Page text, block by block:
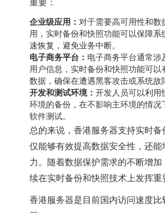
企业级应用： 对于需要高可用性和数
用，实时备份和快照功能可以保障系
速恢复，避免业务中断。
电子商务平台： 电子商务平台通常涉
用户信息，实时备份和快照功能可
数据，确保在遭遇黑客攻击或系统故
开发和测试环境： 开发人员可以利用
环境的备份，在不影响主环境的情况
软件测试。
总的来说， 香港服务器支持实时备
仅能够有效提高数据安全性，还
力。随着数据保护需求的不断增加
续在实时备份和快照技术上发挥重
香港服务器是目前国内访问速度